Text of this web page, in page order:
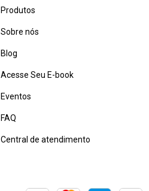
Produtos
Sobre nós
Blog
Acesse Seu E-book
Eventos
FAQ
Central de atendimento